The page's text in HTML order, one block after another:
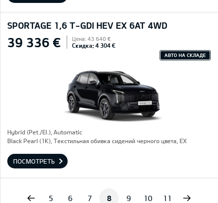
SPORTAGE 1,6 T-GDI HEV EX 6AT 4WD
39 336 € Цена: 43 640 €
Скидка: 4 304 €
АВТО НА СКЛАДЕ
Hybrid (Pet./El.), Automatic
Black Pearl (1K), Текстильная обивка сидений черного цвета, EX
ПОСМОТРЕТЬ
5 6 7 8 9 10 11